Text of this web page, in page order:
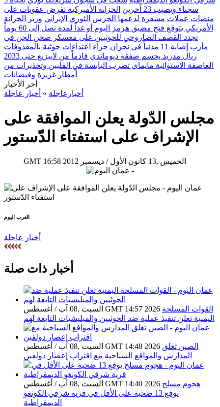
سجناء ويصيب 23 آخرين
الخزانة الأميركية تفرض عقوبات على
منصات عملات مشفرة لدعمها الحرس الثوري الإيراني وزير الخزانة
الأمريكي يتوقع فتح مضيق هرمز اليوم أو غداً لمدة تصل إلى 60 يوماً
تجدد القصف الصاروخي للحوثيين على معسكر صحن الجن في
مأرب إصابة 11 مدنياً في نجران جراء اعتداءات حوثية بالمقذوفات
ريال مدريد يحسم صفقة ديوماندي قادماً من لايبزيغ حتى 2033
العاصفة الاستوائية مايماي تضرب اليابسة في الفلبين وتحذيرات من
أمطار غزيرة وفيضانات
أخر الأخبار
أخبارعاجلة » أخبار عاجلة
مجلس الدّولة يعلن الموافقة على
الإشراف على استفتاء الدّستور
GMT 16:58 2012 الخميس ,13 كانون الأول / ديسمبر
العرب اليوم
أخبار عاجلة
أخبار ذات صلة
السبت ,08 آب / أغسطس GMT 14:57 2026 القوات المسلحة
اليمنية تعلن تنفيذ عملية ضد الحوثيين والميليشيات التابعة لهم
السبت ,08 آب / أغسطس GMT 14:48 2026 الصين تغلق
المدارس والمواقع السياحية مع اقتراب إعصار دولفين
السبت ,08 آب / أغسطس GMT 14:40 2026 هجوم مسلح
يوقع 13 ضحية على الأقل في قرية شرقي الكونغو
الديمقراطية